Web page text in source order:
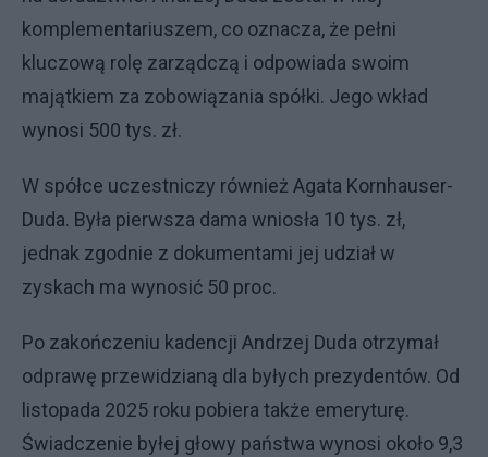
komplementariuszem, co oznacza, że pełni
kluczową rolę zarządczą i odpowiada swoim
majątkiem za zobowiązania spółki. Jego wkład
wynosi 500 tys. zł.
W spółce uczestniczy również Agata Kornhauser-
Duda. Była pierwsza dama wniosła 10 tys. zł,
jednak zgodnie z dokumentami jej udział w
zyskach ma wynosić 50 proc.
Po zakończeniu kadencji Andrzej Duda otrzymał
odprawę przewidzianą dla byłych prezydentów. Od
listopada 2025 roku pobiera także emeryturę.
Świadczenie byłej głowy państwa wynosi około 9,3